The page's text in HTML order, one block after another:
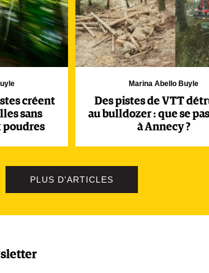
créent
sans
poudres
Marina Abello Buyle
Des pistes de VTT
au bulldozer : que se
à Annecy ?
PLUS D'ARTICLES